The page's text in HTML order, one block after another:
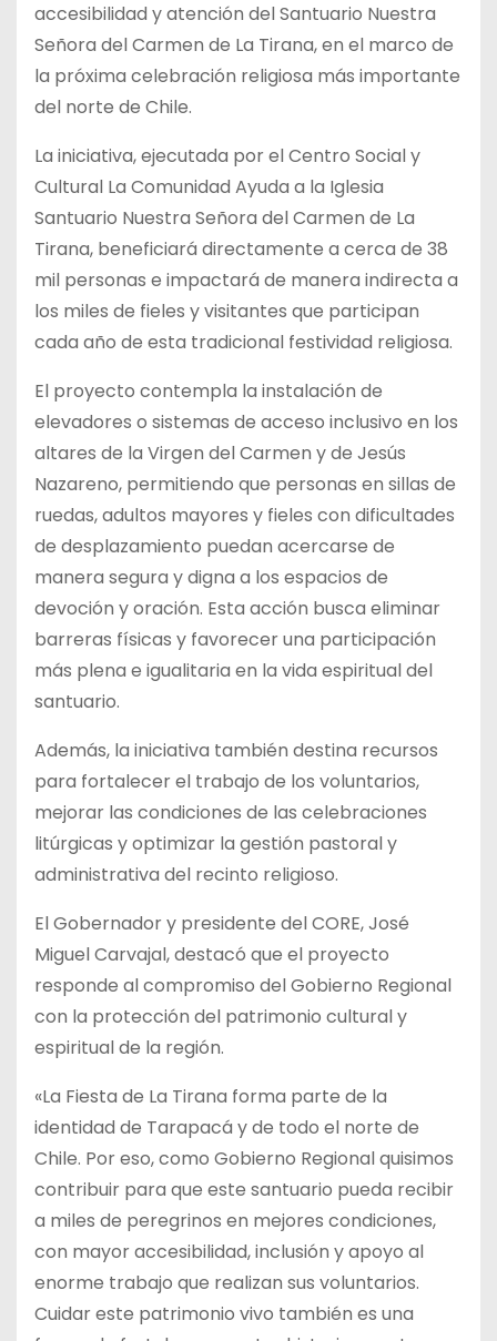
accesibilidad y atención del Santuario Nuestra
Señora del Carmen de La Tirana, en el marco de
la próxima celebración religiosa más importante
del norte de Chile.
La iniciativa, ejecutada por el Centro Social y
Cultural La Comunidad Ayuda a la Iglesia
Santuario Nuestra Señora del Carmen de La
Tirana, beneficiará directamente a cerca de 38
mil personas e impactará de manera indirecta a
los miles de fieles y visitantes que participan
cada año de esta tradicional festividad religiosa.
El proyecto contempla la instalación de
elevadores o sistemas de acceso inclusivo en los
altares de la Virgen del Carmen y de Jesús
Nazareno, permitiendo que personas en sillas de
ruedas, adultos mayores y fieles con dificultades
de desplazamiento puedan acercarse de
manera segura y digna a los espacios de
devoción y oración. Esta acción busca eliminar
barreras físicas y favorecer una participación
más plena e igualitaria en la vida espiritual del
santuario.
Además, la iniciativa también destina recursos
para fortalecer el trabajo de los voluntarios,
mejorar las condiciones de las celebraciones
litúrgicas y optimizar la gestión pastoral y
administrativa del recinto religioso.
El Gobernador y presidente del CORE, José
Miguel Carvajal, destacó que el proyecto
responde al compromiso del Gobierno Regional
con la protección del patrimonio cultural y
espiritual de la región.
«La Fiesta de La Tirana forma parte de la
identidad de Tarapacá y de todo el norte de
Chile. Por eso, como Gobierno Regional quisimos
contribuir para que este santuario pueda recibir
a miles de peregrinos en mejores condiciones,
con mayor accesibilidad, inclusión y apoyo al
enorme trabajo que realizan sus voluntarios.
Cuidar este patrimonio vivo también es una